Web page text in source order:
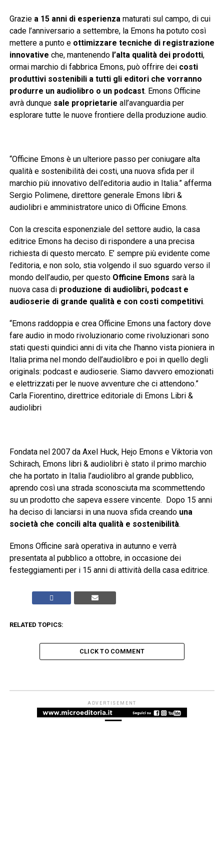
Grazie a 15 anni di esperienzamaturati sul campo, di cui
cade l’anniversario a settembre, la Emons ha potuto così
mettere a punto e ottimizzare tecniche di registrazione
innovative che, mantenendo l’alta qualità dei prodotti,
ormai marchio di fabbrica Emons, può offrire dei costi
produttivi sostenibili a tutti gli editori che vorranno
produrre un audiolibro o un podcast. Emons Officine
avrà dunque sale proprietarie all’avanguardia per
esplorare tutte le nuove frontiere della produzione audio.
“Officine Emons è un ulteriore passo per coniugare alta
qualità e sostenibilità dei costi, una nuova sfida per il
marchio più innovativo dell’editoria audio in Italia.” afferma
Sergio Polimene, direttore generale Emons libri &
audiolibri e amministratore unico di Officine Emons.
Con la crescita esponenziale del settore audio, la casa
editrice Emons ha deciso di rispondere a una precisa
richiesta di questo mercato. E’ sempre più evidente come
l’editoria, e non solo, stia volgendo il suo sguardo verso il
mondo dell’audio, per questo Officine Emons sarà la
nuova casa di produzione di audiolibri, podcast e
audioserie di grande qualità e con costi competitivi.
“Emons raddoppia e crea Officine Emons una factory dove
fare audio in modo rivoluzionario come rivoluzionari sono
stati questi quindici anni di vita che l’hanno vista pioniera in
Italia prima nel mondo dell’audiolibro e poi in quello degli
originals: podcast e audioserie. Siamo davvero emozionati
e elettrizzati per le nuove avventure che ci attendono.”
Carla Fiorentino, direttrice editoriale di Emons Libri &
audiolibri
Fondata nel 2007 da Axel Huck, Hejo Emons e Viktoria von
Schirach, Emons libri & audiolibri è stato il primo marchio
che ha portato in Italia l’audiolibro al grande pubblico,
aprendo così una strada sconosciuta ma scommettendo
su un prodotto che sapeva essere vincente. Dopo 15 anni
ha deciso di lanciarsi in una nuova sfida creando una
società che concili alta qualità e sostenibilità.
Emons Officine sarà operativa in autunno e verrà
presentata al pubblico a ottobre, in occasione dei
festeggiamenti per i 15 anni di attività della casa editrice.
RELATED TOPICS:
CLICK TO COMMENT
ADVERTISEMENT